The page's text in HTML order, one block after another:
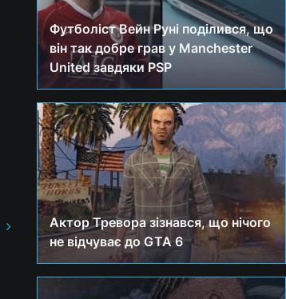
Футболіст Вейн Руні поділився, що
він так добре грав у Manchester
United завдяки PSP
Актор Тревора зізнався, що нічого
не відчуває до GTA 6